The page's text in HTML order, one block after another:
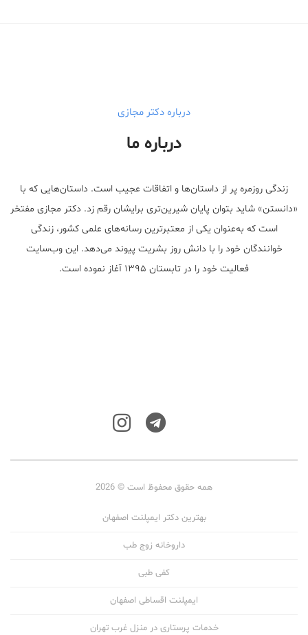
درباره دکتر مجازی
درباره ما
زندگی روزمره پر از داستان‌ها و اتفاقات عجیب است. داستان‌هایی که با
«دانستن» شاید بتوان پایان شیرین‌تری برایشان رقم زد. دکتر مجازی مفتخر
است که به‌عنوان یکی از معتبر‌ترین رسانه‌های علمی کشور، زندگی
خوانندگان خود را با دانش روز بشریت پیوند می‌دهد. این وب‌سایت
فعالیت خود را در تابستان ۱۳۹۵ آغاز نموده است.
همه حقوق محفوظ است © 2026
بهترین دکتر ایمپلنت اصفهان
داروخانه زوج طب
کفی طبی
ایمپلنت اقساطی اصفهان
خدمات پرستاری در منزل غرب تهران